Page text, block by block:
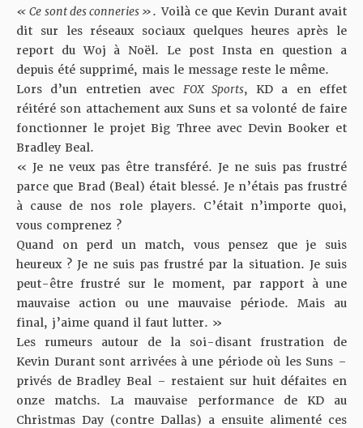
« Ce sont des conneries ». Voilà ce que Kevin Durant avait
dit sur les réseaux sociauxquelques heures après le
report du Woj à Noël. Le post Insta en question a
depuis été supprimé, mais le message reste le même.
Lors d’un entretien avec FOX Sports, KD a en effet
réitéré son attachement aux Suns et sa volonté de faire
fonctionner le projet Big Three avec Devin Booker et
Bradley Beal.
« Je ne veux pas être transféré. Je ne suis pas frustré
parce que Brad (Beal) était blessé. Je n’étais pas frustré
à cause de nos role players. C’était n’importe quoi,
vous comprenez ?
Quand on perd un match, vous pensez que je suis
heureux ? Je ne suis pas frustré par la situation. Je suis
peut-être frustré sur le moment, par rapport à une
mauvaise action ou une mauvaise période. Mais au
final, j’aime quand il faut lutter. »
Les rumeurs autour de la soi-disant frustration de
Kevin Durant sont arrivées à une période où les Suns –
privés de Bradley Beal – restaient sur huit défaites en
onze matchs. La mauvaise performance de KD au
Christmas Day (contre Dallas) a ensuite alimenté ces